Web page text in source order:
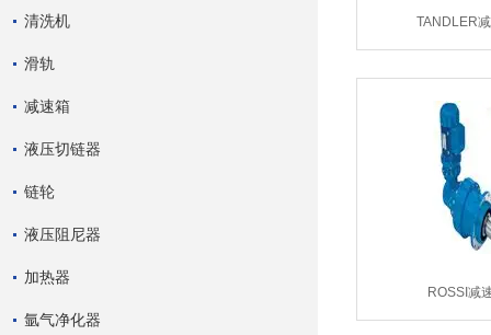
清洗机
滑轨
减速箱
液压切链器
链轮
液压阻尼器
加热器
氩气净化器
TANDLER
ROSSI减